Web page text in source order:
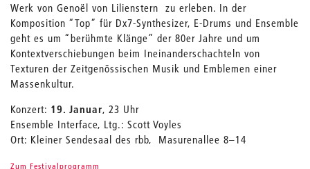
Werk von Genoël von Lilienstern zu erleben. In der
Komposition “Top” für Dx7-Synthesizer, E-Drums und Ensemble
geht es um “berühmte Klänge” der 80er Jahre und um
Kontextverschiebungen beim Ineinanderschachteln von
Texturen der Zeitgenössischen Musik und Emblemen einer
Massenkultur.
Konzert: 19. Januar, 23 Uhr
Ensemble Interface, Ltg.: Scott Voyles
Ort: Kleiner Sendesaal des rbb, Masurenallee 8–14
Zum Festivalprogramm